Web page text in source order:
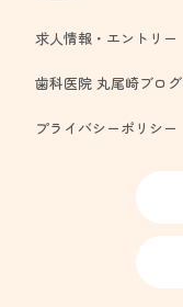
求人情報・エントリー
歯科医院 丸尾崎ブログ
プライバシーポリシー